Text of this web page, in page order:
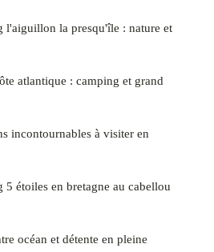
l'aiguillon la presqu'île : nature et
atlantique : camping et grand
incontournables à visiter en
étoiles en bretagne au cabellou
océan et détente en pleine